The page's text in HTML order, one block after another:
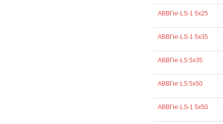
АВВГнг-LS-1 5х25
АВВГнг-LS-1 5х35
АВВГнг-LS 5х35
АВВГнг-LS 5х50
АВВГнг-LS-1 5х50